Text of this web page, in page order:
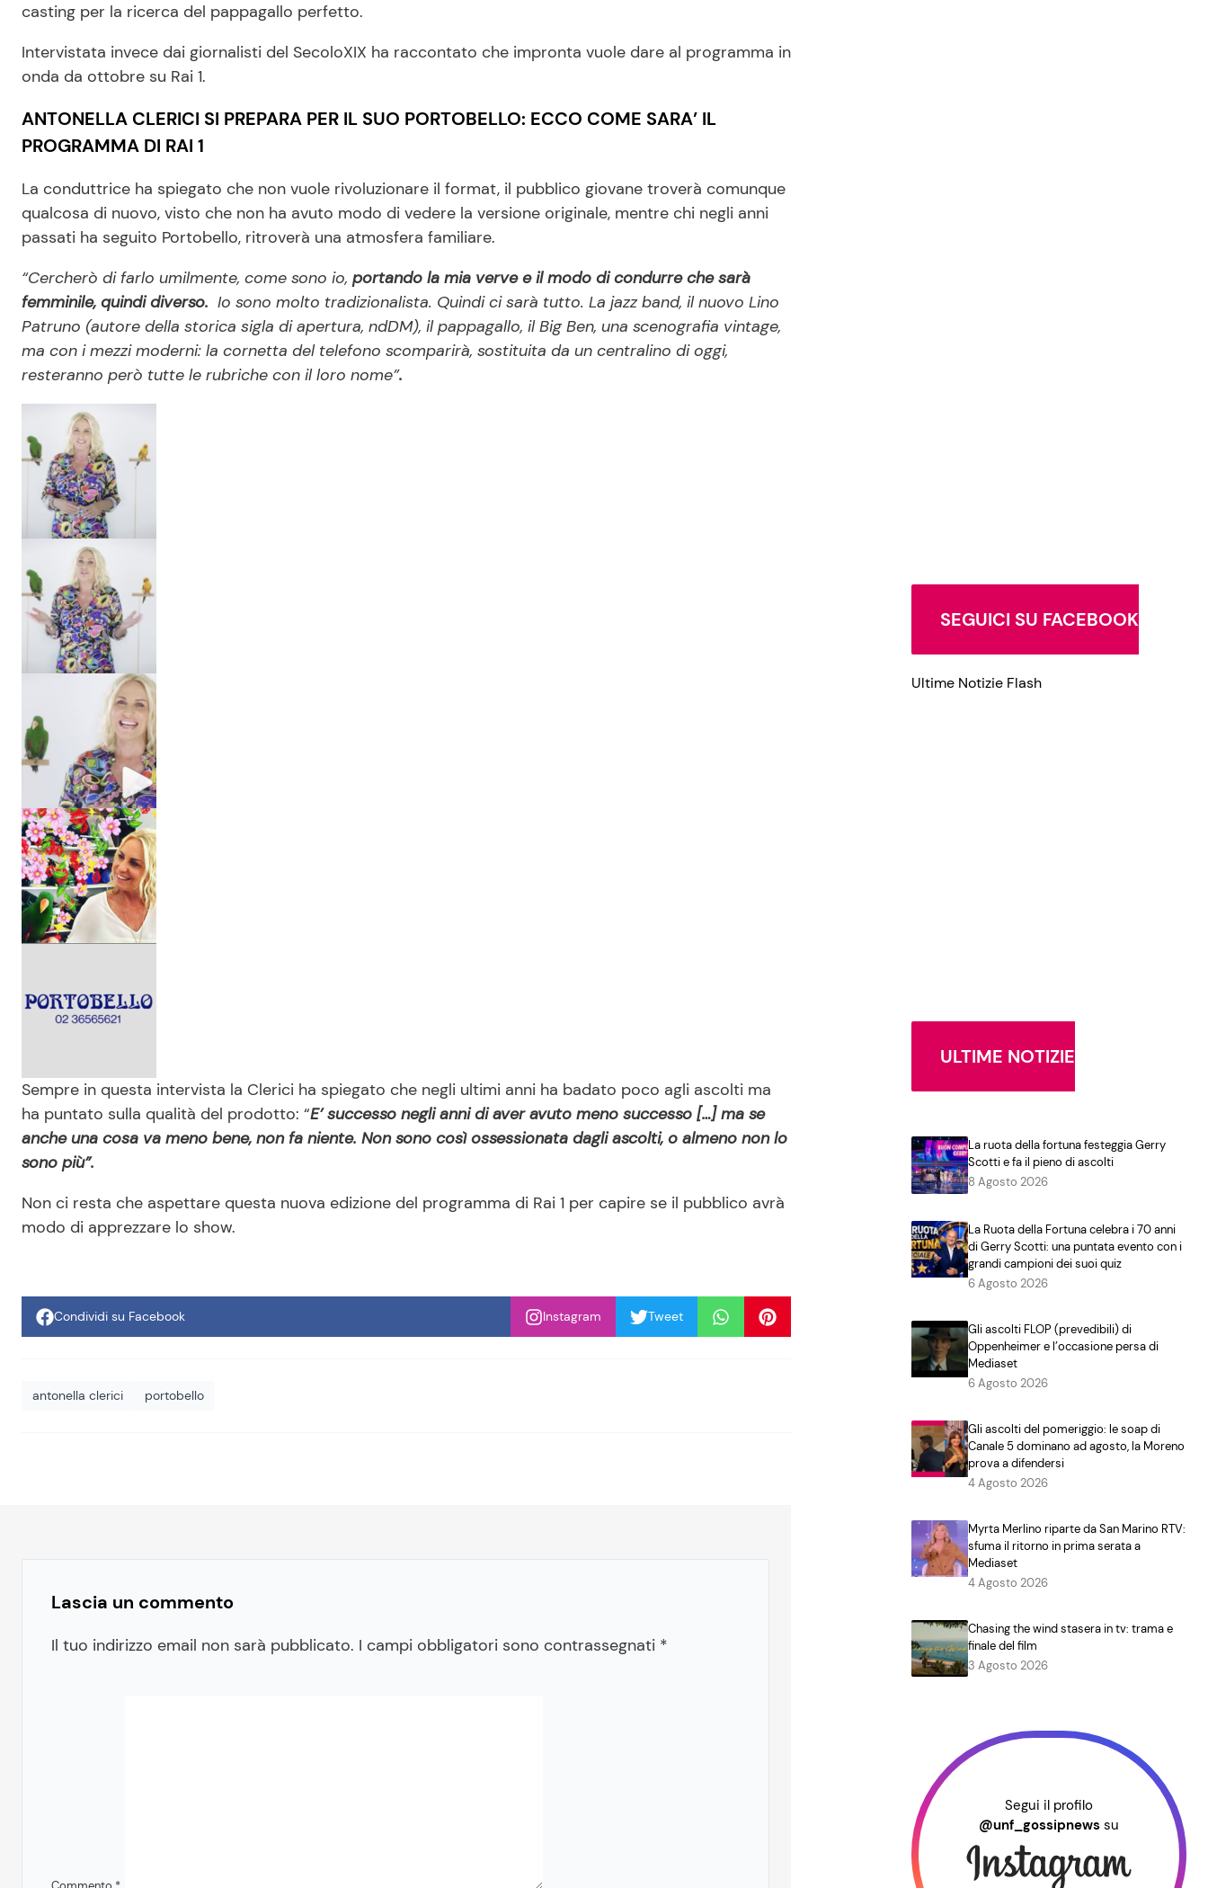
casting per la ricerca del pappagallo perfetto.
Intervistata invece dai giornalisti del SecoloXIX ha raccontato che impronta vuole dare al programma in
onda da ottobre su Rai 1.
ANTONELLA CLERICI SI PREPARA PER IL SUO PORTOBELLO: ECCO COME SARA’ IL
PROGRAMMA DI RAI 1
La conduttrice ha spiegato che non vuole rivoluzionare il format, il pubblico giovane troverà comunque
qualcosa di nuovo, visto che non ha avuto modo di vedere la versione originale, mentre chi negli anni
passati ha seguito Portobello, ritroverà una atmosfera familiare.
“Cercherò di farlo umilmente, come sono io, portando la mia verve e il modo di condurre che sarà
femminile, quindi diverso. Io sono molto tradizionalista. Quindi ci sarà tutto. La jazz band, il nuovo Lino
Patruno (autore della storica sigla di apertura, ndDM), il pappagallo, il Big Ben, una scenografia vintage,
ma con i mezzi moderni: la cornetta del telefono scomparirà, sostituita da un centralino di oggi,
resteranno però tutte le rubriche con il loro nome”.
Sempre in questa intervista la Clerici ha spiegato che negli ultimi anni ha badato poco agli ascolti ma
ha puntato sulla qualità del prodotto: “E’ successo negli anni di aver avuto meno successo […] ma se
anche una cosa va meno bene, non fa niente. Non sono così ossessionata dagli ascolti, o almeno non lo
sono più”.
Non ci resta che aspettare questa nuova edizione del programma di Rai 1 per capire se il pubblico avrà
modo di apprezzare lo show.
Condividi su Facebook Instagram Tweet
antonella clerici portobello
Lascia un commento
Il tuo indirizzo email non sarà pubblicato. I campi obbligatori sono contrassegnati *
SEGUICI SU FACEBOOK
Ultime Notizie Flash
ULTIME NOTIZIE
La ruota della fortuna festeggia Gerry
Scotti e fa il pieno di ascolti
8 Agosto 2026
La Ruota della Fortuna celebra i 70 anni
di Gerry Scotti: una puntata evento con i
grandi campioni dei suoi quiz
6 Agosto 2026
Gli ascolti FLOP (prevedibili) di
Oppenheimer e l’occasione persa di
Mediaset
6 Agosto 2026
Gli ascolti del pomeriggio: le soap di
Canale 5 dominano ad agosto, la Moreno
prova a difendersi
4 Agosto 2026
Myrta Merlino riparte da San Marino RTV:
sfuma il ritorno in prima serata a
Mediaset
4 Agosto 2026
Chasing the wind stasera in tv: trama e
finale del film
3 Agosto 2026
Segui il profilo
@unf_gossipnews su